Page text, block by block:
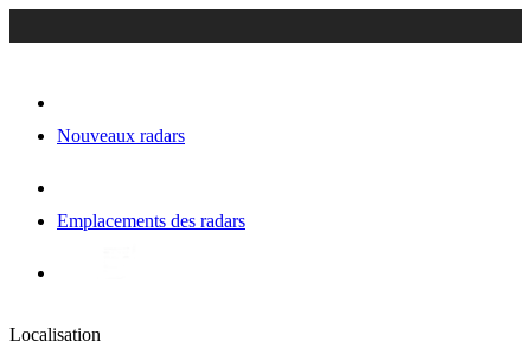
Nouveaux radars
Emplacements des radars
Localisation